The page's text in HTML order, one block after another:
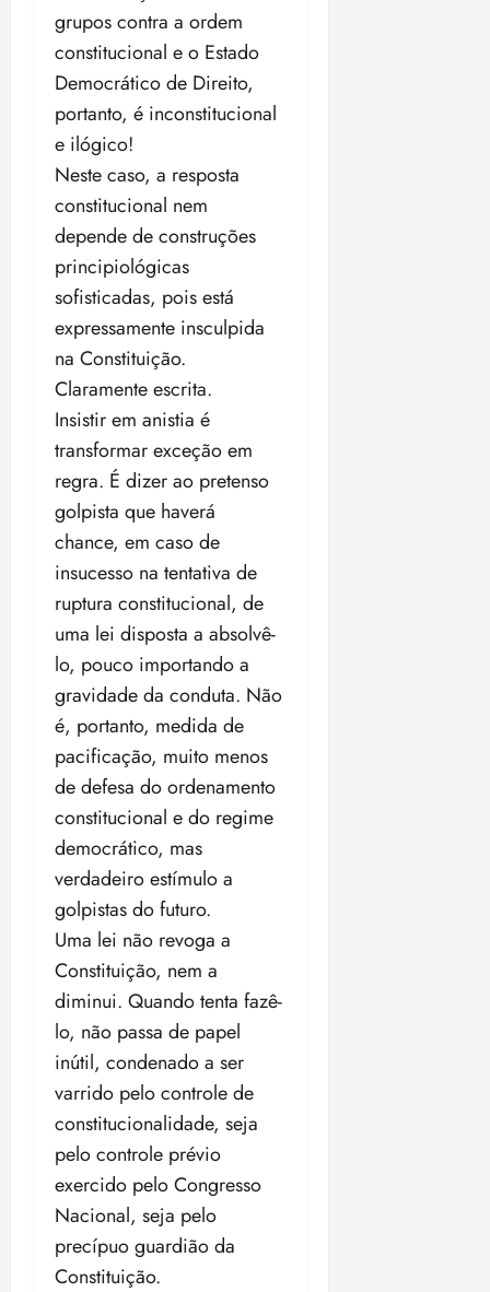
grupos contra a ordem
constitucional e o Estado
Democrático de Direito,
portanto, é inconstitucional
e ilógico!
Neste caso, a resposta
constitucional nem
depende de construções
principiológicas
sofisticadas, pois está
expressamente insculpida
na Constituição.
Claramente escrita.
Insistir em anistia é
transformar exceção em
regra. É dizer ao pretenso
golpista que haverá
chance, em caso de
insucesso na tentativa de
ruptura constitucional, de
uma lei disposta a absolvê-
lo, pouco importando a
gravidade da conduta. Não
é, portanto, medida de
pacificação, muito menos
de defesa do ordenamento
constitucional e do regime
democrático, mas
verdadeiro estímulo a
golpistas do futuro.
Uma lei não revoga a
Constituição, nem a
diminui. Quando tenta fazê-
lo, não passa de papel
inútil, condenado a ser
varrido pelo controle de
constitucionalidade, seja
pelo controle prévio
exercido pelo Congresso
Nacional, seja pelo
precípuo guardião da
Constituição.